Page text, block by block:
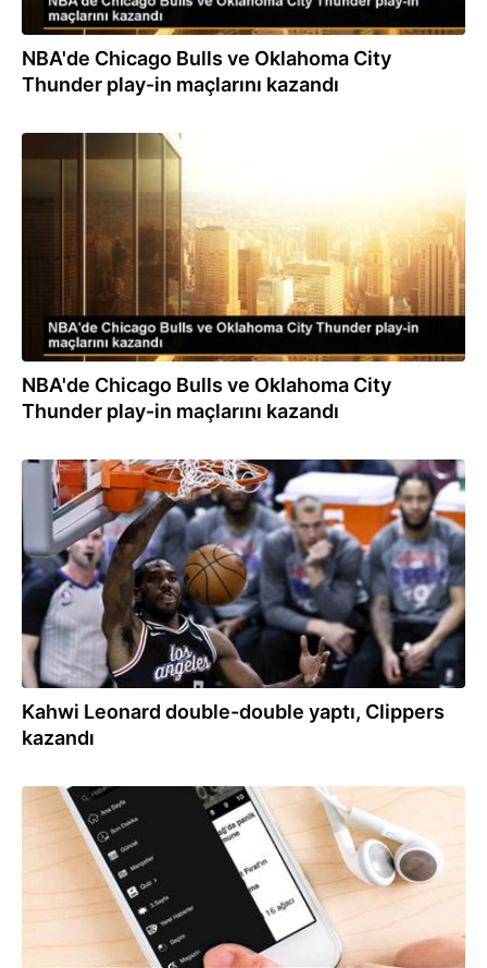
NBA'de Chicago Bulls ve Oklahoma City
Thunder play-in maçlarını kazandı
13.04.2023
NBA'de Chicago Bulls ve Oklahoma City
Thunder play-in maçlarını kazandı
09.03.2023
Kahwi Leonard double-double yaptı, Clippers
kazandı
04.02.2023